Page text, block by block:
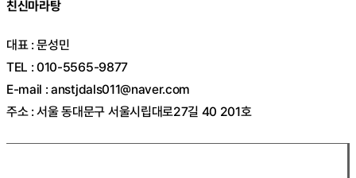
친신마라탕
대표 : 문성민
TEL : 010-5565-9877
E-mail : anstjdals011@naver.com
주소 : 서울 동대문구 서울시립대로27길 40 201호